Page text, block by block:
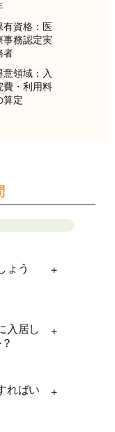
有資格：医
事務認定実
者
意領域：入
費・利用料
算定
ょう
+
入居し
+
ればい
+